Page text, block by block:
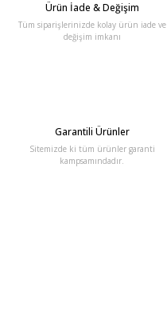
Ürün İade & Değişim
Tüm siparişlerinizde kolay ürün iade ve
değişim imkanı
Garantili Ürünler
Sitemizde ki tüm ürünler garanti
kampsamındadır.